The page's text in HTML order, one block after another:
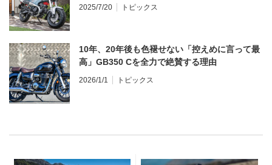
2025/7/20 トピックス
10年、20年後も色褪せない「控えめに言って最
高」GB350 Cを全力で絶賛する理由
2026/1/1 トピックス